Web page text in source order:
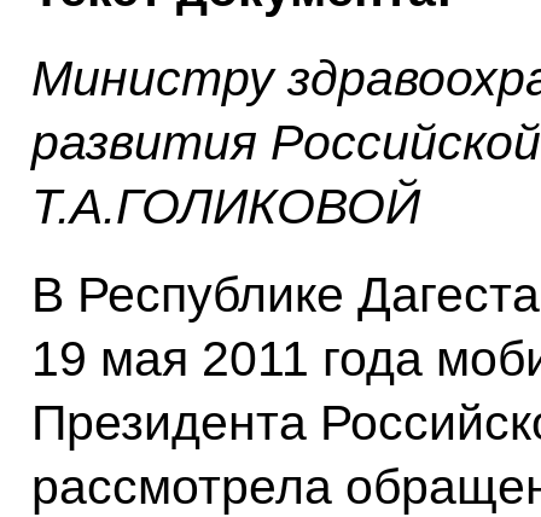
Министру
развития
Т.А.ГОЛИКОВОЙ
В Республике
19 мая 2011 года
Президента
рассмотрела